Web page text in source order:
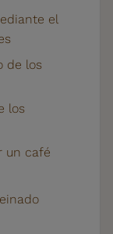
el
de los
los
un café